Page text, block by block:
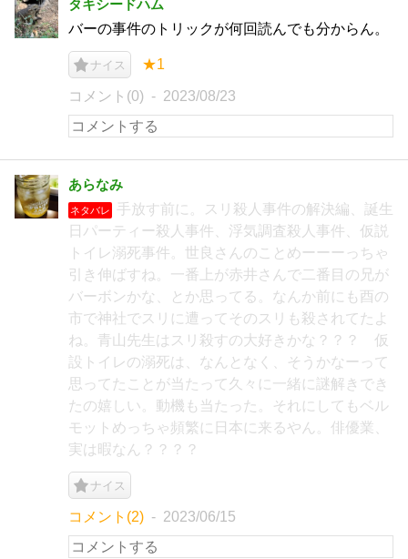
タキシードハム
バーの事件のトリックが何回読んでも分からん。
ナイス ★1
コメント(0) 2023/08/23
あらなみ
ネタバレ
手放す前に。スリ殺人事件の解決編、誕生
日パーティー殺人事件、浮気調査殺人事件、仮説
トイレ溺死事件。世良さんのことめーーーっちゃ
引き伸ばすね。一番上が赤井さんで二番目の兄が
バーボンかな、とか思ってる。なんか前にも酉の
市で神社でスリに遭ってそのスリも殺されてたよ
ね。青山先生はスリ殺すの大好きかな？？？ 仮
設トイレの溺死は、なんとなく、そうかなーって
思ってたことが当たって久々に一緒に謎解きでき
たの嬉しい。動機も当たった。それにしてもベル
モットめっちゃ頻繁に日本に来るやん。俳優業、
実は暇なん？？？？
ナイス
コメント(2) 2023/06/15